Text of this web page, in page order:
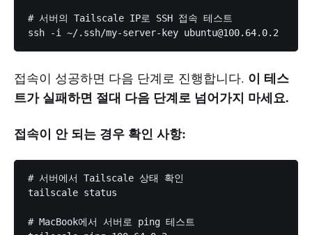
# 서버의 Tailscale IP로 SSH 접속 테스트
ssh -i ~/.ssh/my-server-key ubuntu@100.64.0.2
접속이 성공하면 다음 단계로 진행합니다. 이 테스
트가 실패하면 절대 다음 단계로 넘어가지 마세요.
접속이 안 되는 경우 확인 사항:
# 서버에서 Tailscale 상태 확인
tailscale status
# MacBook에서 서버로 ping 테스트